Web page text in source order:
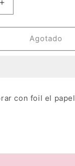
Aumentar
cantidad
para
PLUMÓN
MÁGICO
Agotado
con foil el papel